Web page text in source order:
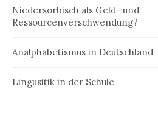
Niedersorbisch als Geld- und
Ressourcenverschwendung?
Analphabetismus in Deutschland
Lingusitik in der Schule